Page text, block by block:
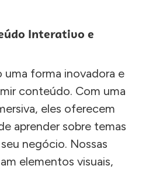
Interativo e
uma forma inovadora e
conteúdo. Com uma
eles oferecem
aprender sobre temas
negócio. Nossas
elementos visuais,